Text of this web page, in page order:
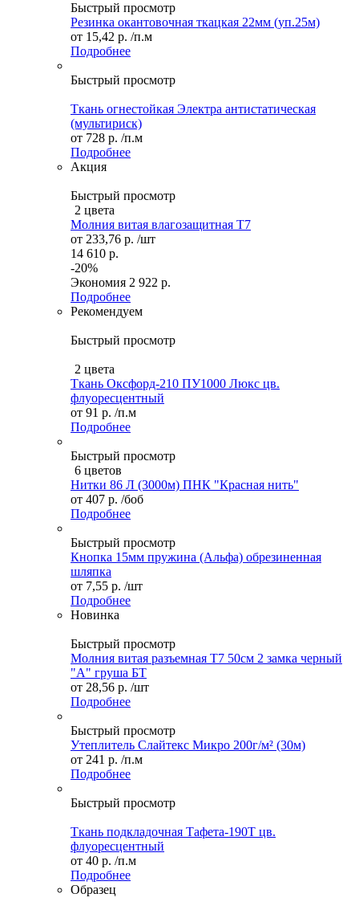
Быстрый просмотр
Резинка окантовочная ткацкая 22мм (уп.25м)
от 15,42 р. /п.м
Подробнее
Быстрый просмотр
Ткань огнестойкая Электра антистатическая
(мультириск)
от 728 р. /п.м
Подробнее
Акция
Быстрый просмотр
2 цвета
Молния витая влагозащитная Т7
от 233,76 р. /шт
14 610 р.
-20%
Экономия 2 922 р.
Подробнее
Рекомендуем
Быстрый просмотр
2 цвета
Ткань Оксфорд-210 ПУ1000 Люкс цв.
флуоресцентный
от 91 р. /п.м
Подробнее
Быстрый просмотр
6 цветов
Нитки 86 Л (3000м) ПНК "Красная нить"
от 407 р. /боб
Подробнее
Быстрый просмотр
Кнопка 15мм пружина (Альфа) обрезиненная
шляпка
от 7,55 р. /шт
Подробнее
Новинка
Быстрый просмотр
Молния витая разъемная Т7 50см 2 замка черный
"А" груша БТ
от 28,56 р. /шт
Подробнее
Быстрый просмотр
Утеплитель Слайтекс Микро 200г/м² (30м)
от 241 р. /п.м
Подробнее
Быстрый просмотр
Ткань подкладочная Тафета-190Т цв.
флуоресцентный
от 40 р. /п.м
Подробнее
Образец